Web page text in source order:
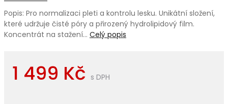
Popis: Pro normalizaci pleti a kontrolu lesku. Unikátní složení,
které udržuje čisté póry a přirozený hydrolipidový film.
Koncentrát na stažení… Celý popis
1 499 Kč s DPH